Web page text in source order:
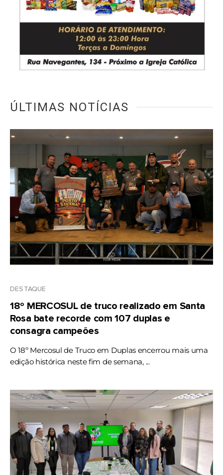
ÚLTIMAS NOTÍCIAS
DESTAQUE
18º MERCOSUL de truco realizado em Santa
Rosa bate recorde com 107 duplas e
consagra campeões
O 18º Mercosul de Truco em Duplas encerrou mais uma
edição histórica neste fim de semana, ...